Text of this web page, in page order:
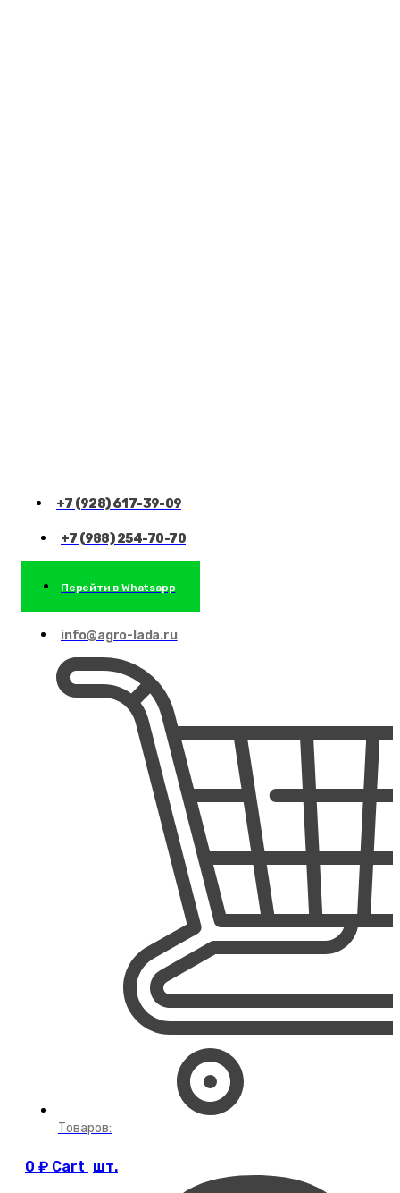
+7 (928) 617-39-09
+7 (988) 254-70-70
Перейти в Whatsapp
info@agro-lada.ru
Товаров:
0 ₽ Cart